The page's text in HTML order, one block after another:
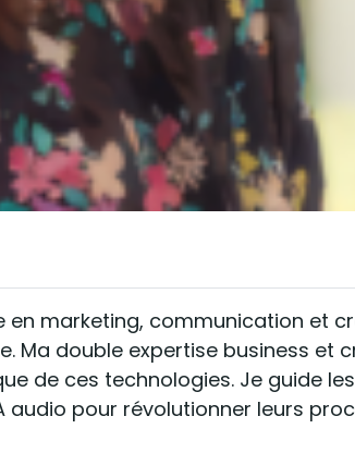
en marketing, communication et
Ma double expertise business et
de ces technologies. Je guide
audio pour révolutionner leurs